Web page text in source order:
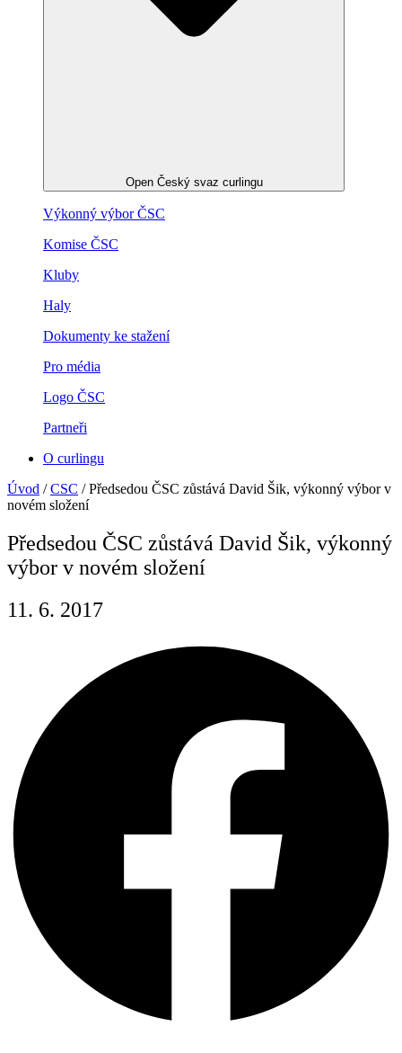
Open Český svaz curlingu
Výkonný výbor ČSC
Komise ČSC
Kluby
Haly
Dokumenty ke stažení
Pro média
Logo ČSC
Partneři
O curlingu
Úvod /CSC /Předsedou ČSC zůstává David Šik, výkonný výbor v
novém složení
Předsedou ČSC zůstává David Šik, výkonný
výbor v novém složení
11. 6. 2017